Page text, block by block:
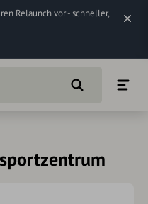
Relaunch vor - schneller,